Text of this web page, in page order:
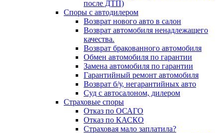
после ДТП)
Споры с автодилером
Возврат нового авто в салон
Возврат автомобиля ненадлежащего
качества.
Возврат бракованного автомобиля
Обмен автомобиля по гарантии
Замена автомобиля по гарантии
Гарантийный ремонт автомобиля
Возврат б/у, негарантийных авто
Суд с автосалоном, дилером
Страховые споры
Отказ по ОСАГО
Отказ по КАСКО
Страховая мало заплатила?